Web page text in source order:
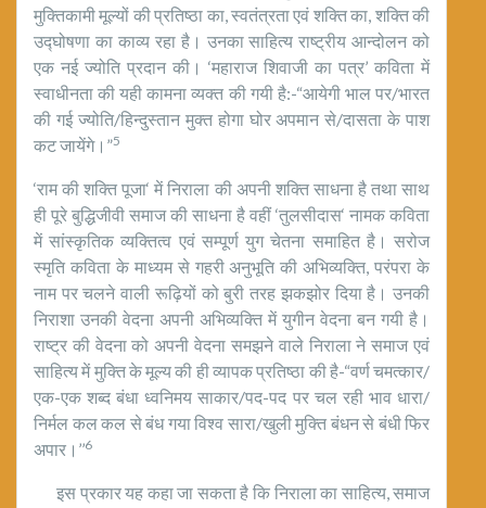
मुक्तिकामी मूल्यों की प्रतिष्ठा का, स्वतंत्रता एवं शक्ति का, शक्ति की
उद्घोषणा का काव्य रहा है। उनका साहित्य राष्ट्रीय आन्दोलन को
एक नई ज्योति प्रदान की। ‘महाराज शिवाजी का पत्र’ कविता में
स्वाधीनता की यही कामना व्यक्त की गयी है:-“आयेगी भाल पर/भारत
की गई ज्योति/हिन्दुस्तान मुक्त होगा घोर अपमान से/दासता के पाश
कट जायेंगे।”5
‘राम की शक्ति पूजा‘ में निराला की अपनी शक्ति साधना है तथा साथ
ही पूरे बुद्धिजीवी समाज की साधना है वहीं ‘तुलसीदास‘ नामक कविता
में सांस्कृतिक व्यक्तित्व एवं सम्पूर्ण युग चेतना समाहित है। सरोज
स्मृति कविता के माध्यम से गहरी अनुभूति की अभिव्यक्ति, परंपरा के
नाम पर चलने वाली रूढ़ियों को बुरी तरह झकझोर दिया है। उनकी
निराशा उनकी वेदना अपनी अभिव्यक्ति में युगीन वेदना बन गयी है।
राष्ट्र की वेदना को अपनी वेदना समझने वाले निराला ने समाज एवं
साहित्य में मुक्ति के मूल्य की ही व्यापक प्रतिष्ठा की है-“वर्ण चमत्कार/
एक-एक शब्द बंधा ध्वनिमय साकार/पद-पद पर चल रही भाव धारा/
निर्मल कल कल से बंध गया विश्व सारा/खुली मुक्ति बंधन से बंधी फिर
अपार।’’6
इस प्रकार यह कहा जा सकता है कि निराला का साहित्य, समाज